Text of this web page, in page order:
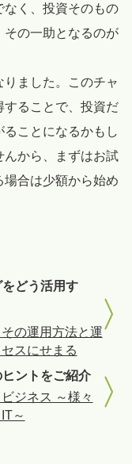
なく、投資そのもの
その一助となるのが
ました。このチャ
することで、投資だ
ことになるかもし
んから、まずはお試
場合は少額から始め
どう活用す
の運用方法と運
スにせまる
ントをご紹介
ジネス ～様々
～